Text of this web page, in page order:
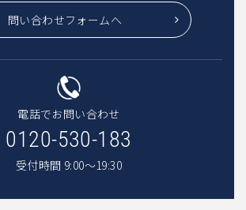
問い合わせフォームへ
電話でお問い合わせ
0120-530-183
受付時間 9:00〜19:30